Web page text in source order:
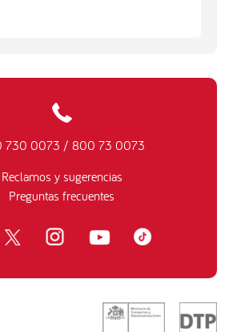
730 0073 / 800 73 0073
Reclamos y sugerencias
Preguntas frecuentes